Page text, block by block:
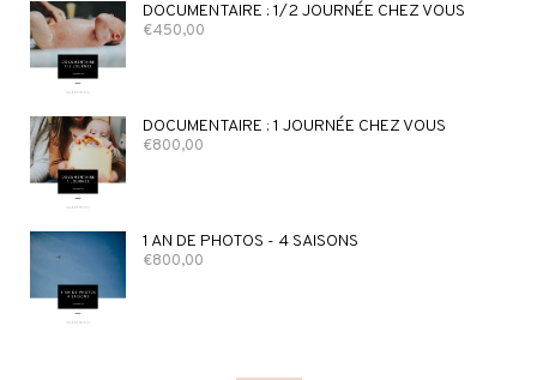
DOCUMENTAIRE : 1/2 JOURNÉE CHEZ VOUS
€450,00
DOCUMENTAIRE : 1 JOURNÉE CHEZ VOUS
€800,00
1 AN DE PHOTOS - 4 SAISONS
€800,00